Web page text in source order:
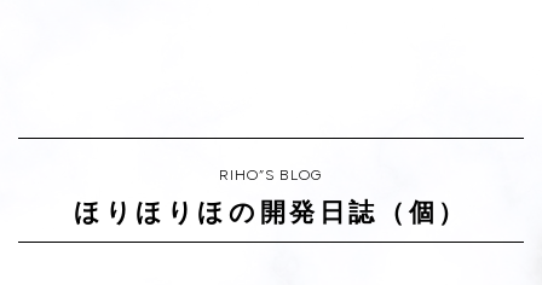
RIHO”S BLOG
ほりほりほの開発日誌（個）